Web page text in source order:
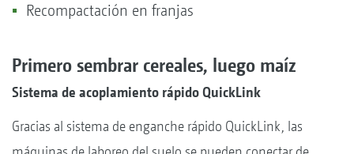
Recompactación en franjas
Primero sembrar cereales, luego maíz
Sistema de acoplamiento rápido QuickLink
Gracias al sistema de enganche rápido QuickLink, las